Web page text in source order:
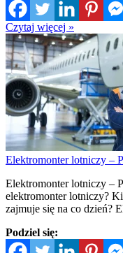
Czytaj więcej »
Elektromonter lotniczy –
Elektromonter lotniczy –
elektromonter lotniczy?
zajmuje się na co dzień?
Podziel się: